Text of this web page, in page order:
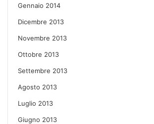
Gennaio 2014
Dicembre 2013
Novembre 2013
Ottobre 2013
Settembre 2013
Agosto 2013
Luglio 2013
Giugno 2013